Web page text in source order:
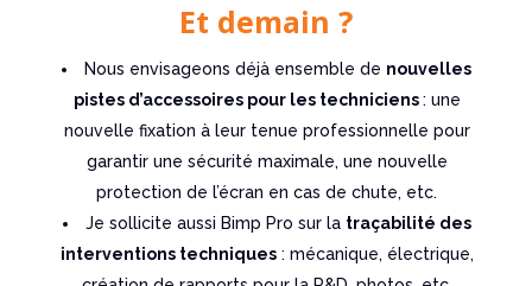
Et demain ?
Nous envisageons déjà ensemble de nouvelles
pistes d’accessoires pour les techniciens: une
nouvelle fixation à leur tenue professionnelle pour
garantir une sécurité maximale, une nouvelle
protection de l’écran en cas de chute, etc.
Je sollicite aussi Bimp Pro sur la traçabilité des
interventions techniques : mécanique, électrique,